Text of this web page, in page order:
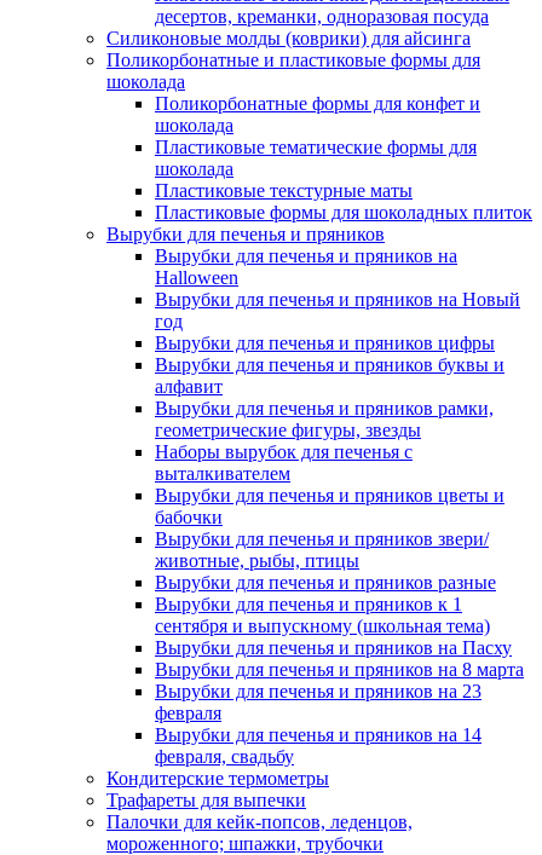
десертов, креманки, одноразовая посуда
Силиконовые молды (коврики) для айсинга
Поликорбонатные и пластиковые формы для
шоколада
Поликорбонатные формы для конфет и
шоколада
Пластиковые тематические формы для
шоколада
Пластиковые текстурные маты
Пластиковые формы для шоколадных плиток
Вырубки для печенья и пряников
Вырубки для печенья и пряников на
Halloween
Вырубки для печенья и пряников на Новый
год
Вырубки для печенья и пряников цифры
Вырубки для печенья и пряников буквы и
алфавит
Вырубки для печенья и пряников рамки,
геометрические фигуры, звезды
Наборы вырубок для печенья с
выталкивателем
Вырубки для печенья и пряников цветы и
бабочки
Вырубки для печенья и пряников звери/
животные, рыбы, птицы
Вырубки для печенья и пряников разные
Вырубки для печенья и пряников к 1
сентября и выпускному (школьная тема)
Вырубки для печенья и пряников на Пасху
Вырубки для печенья и пряников на 8 марта
Вырубки для печенья и пряников на 23
февраля
Вырубки для печенья и пряников на 14
февраля, свадьбу
Кондитерские термометры
Трафареты для выпечки
Палочки для кейк-попсов, леденцов,
мороженного; шпажки, трубочки